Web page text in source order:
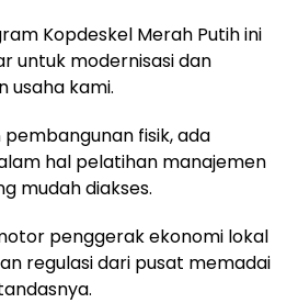
Kopdeskel Merah Putih ini
untuk modernisasi dan
usaha kami.
fisik, ada
hal pelatihan manajemen
mudah diakses.
penggerak ekonomi lokal
regulasi dari pusat memadai